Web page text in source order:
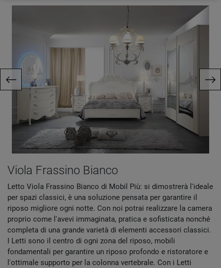
Viola Frassino Bianco
Letto Viola Frassino Bianco di Mobil Più: si dimostrerà l'ideale
per spazi classici, è una soluzione pensata per garantire il
riposo migliore ogni notte. Con noi potrai realizzare la camera
proprio come l'avevi immaginata, pratica e sofisticata nonché
completa di una grande varietà di elementi accessori classici.
I Letti sono il centro di ogni zona del riposo, mobili
fondamentali per garantire un riposo profondo e ristoratore e
l'ottimale supporto per la colonna vertebrale. Con i Letti